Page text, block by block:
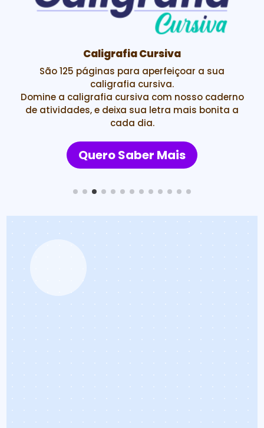
Caligrafia Cursiva
São 125 páginas para aperfeiçoar a sua
caligrafia cursiva.
Domine a caligrafia cursiva com nosso caderno
de atividades, e deixa sua letra mais bonita a
cada dia.
Quero Saber Mais